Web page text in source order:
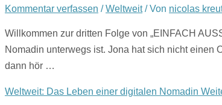
Kommentar verfassen /Weltweit/ Von nicolas
Willkommen zur dritten Folge von „EINFACH
Nomadin unterwegs ist. Jona hat sich nicht einen
dann hör …
Weltweit: Das Leben einer digitalen Nomadin